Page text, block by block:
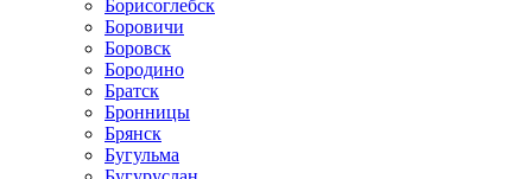
Борисоглебск
Боровичи
Боровск
Бородино
Братск
Бронницы
Брянск
Бугульма